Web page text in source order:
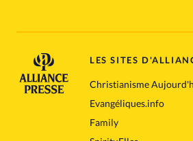
LES SITES
Christianisme
Evangéliques.info
Family